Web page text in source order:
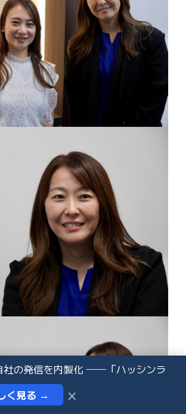
の発信を内製化 ──「ハッシンラ
く見る →
×